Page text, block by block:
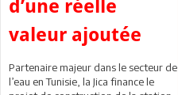
d’une réelle
valeur ajoutée
Partenaire majeur dans le secteur de
l’eau en Tunisie, la Jica finance le